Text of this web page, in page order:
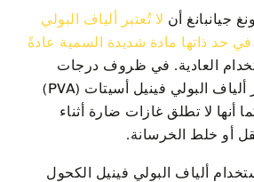
جيانبانغ أن لا تُعتبر ألياف البولي
العادية. في ظروف درجات
الحرارة العادية، تتميز ألياف البولي فينيل أسيتات (PVA)
أنها لا تطلق غازات ضارة أثناء
أو خلط الخرسانة.
ألياف البولي فينيل الكحول